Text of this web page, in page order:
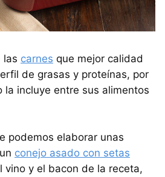
las carnes que mejor calidad
de grasas y proteínas, por
la incluye entre sus alimentos
podemos elaborar unas
conejo asado con setas
vino y el bacon de la receta,